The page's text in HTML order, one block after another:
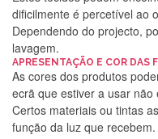
dificilmente é percetível ao
Dependendo do projecto,
lavagem.
APRESENTAÇÃO E COR DAS
As cores dos produtos
ecrã que estiver a usar
Certos materiais ou tintas
função da luz que recebem.
Encomenda